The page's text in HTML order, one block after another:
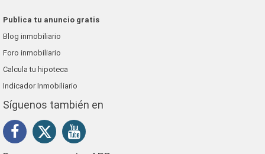
Publica tu anuncio gratis
Blog inmobiliario
Foro inmobiliario
Calcula tu hipoteca
Indicador Inmobiliario
Síguenos también en